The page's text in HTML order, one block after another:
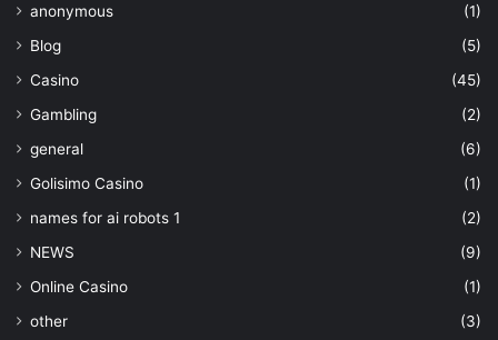
anonymous
(1)
Blog
(5)
Casino
(45)
Gambling
(2)
general
(6)
Golisimo Casino
(1)
names for ai robots 1
(2)
NEWS
(9)
Online Casino
(1)
other
(3)